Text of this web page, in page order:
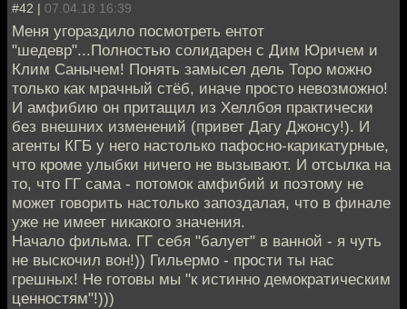
#42 | 07.04.18 16:39
Меня угораздило посмотреть ентот
"шедевр"...Полностью солидарен с Дим Юричем и
Клим Санычем! Понять замысел дель Торо можно
только как мрачный стёб, иначе просто невозможно!
И амфибию он притащил из Хеллбоя практически
без внешних изменений (привет Дагу Джонсу!). И
агенты КГБ у него настолько пафосно-карикатурные,
что кроме улыбки ничего не вызывают. И отсылка на
то, что ГГ сама - потомок амфибий и поэтому не
может говорить настолько запоздалая, что в финале
уже не имеет никакого значения.
Начало фильма. ГГ себя "балует" в ванной - я чуть
не выскочил вон!)) Гильермо - прости ты нас
грешных! Не готовы мы "к истинно демократическим
ценностям"!)))